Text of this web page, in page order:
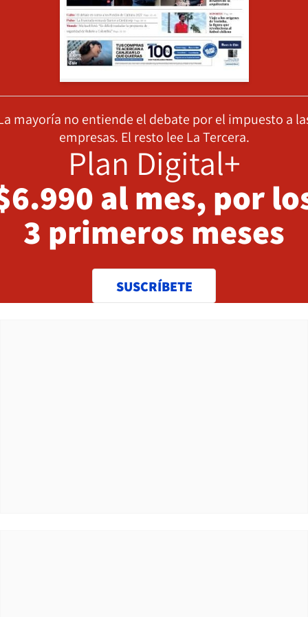
mayoría no entiende el debate por el impuesto a
empresas. El resto lee La Tercera.
Plan Digital+
al mes, por
3 primeros meses
SUSCRÍBETE